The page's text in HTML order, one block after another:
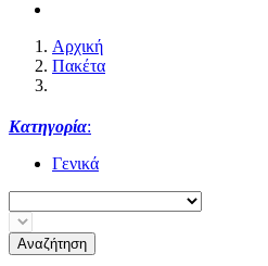
Αρχική
Πακέτα
Κατηγορία:
Γενικά
Αναζήτηση